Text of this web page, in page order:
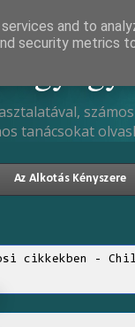
tanácsokat
Az Alkotás Kényszere
cikkekben -
and to
security metrics